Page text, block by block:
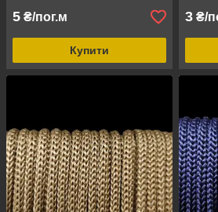
5 ₴/пог.м
Купити
3 ₴/